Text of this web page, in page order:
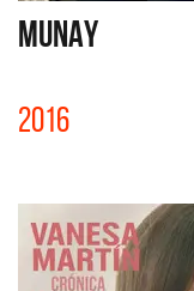
MUNAY
2016